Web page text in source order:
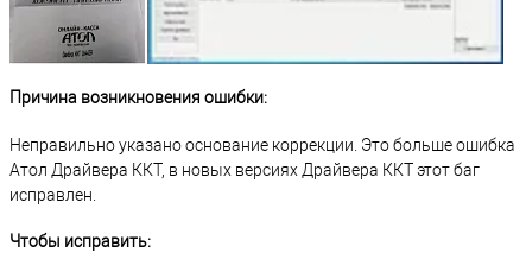
Причина возникновения ошибки:
Неправильно указано основание коррекции. Это больше ошибка
Атол Драйвера ККТ, в новых версиях Драйвера ККТ этот баг
исправлен.
Чтобы исправить: